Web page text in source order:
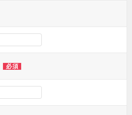
必須